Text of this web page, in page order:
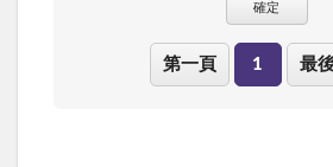
確定
第一頁 1 最